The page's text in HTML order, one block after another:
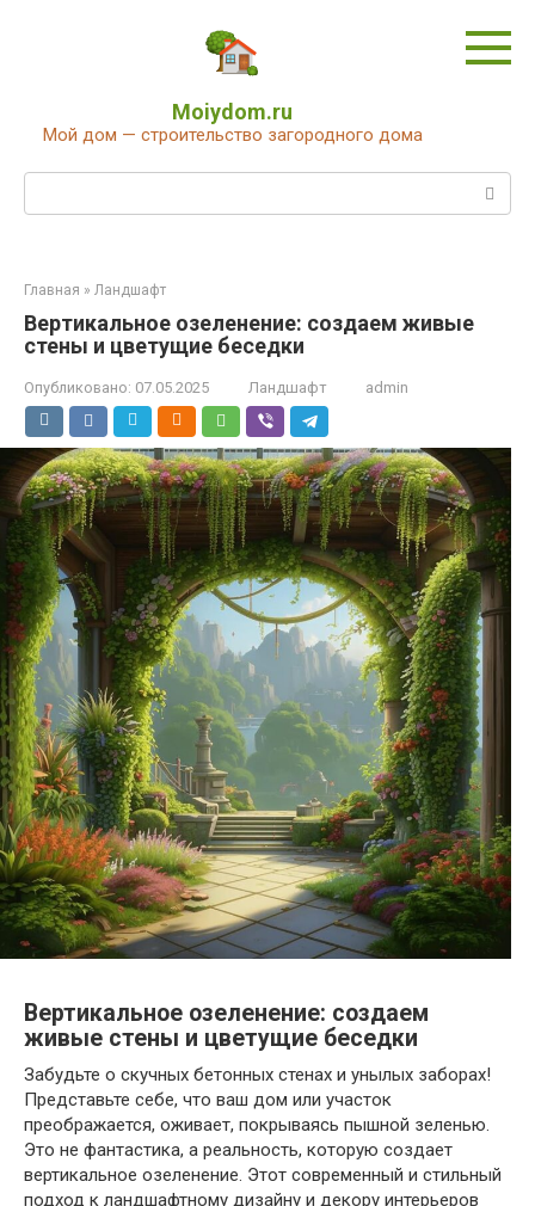
Moiydom.ru
Мой дом — строительство загородного дома
Главная » Ландшафт
Вертикальное озеленение: создаем живые
стены и цветущие беседки
Опубликовано: 07.05.2025 Ландшафт admin
Вертикальное озеленение: создаем
живые стены и цветущие беседки
Забудьте о скучных бетонных стенах и унылых заборах!
Представьте себе, что ваш дом или участок
преображается, оживает, покрываясь пышной зеленью.
Это не фантастика, а реальность, которую создает
вертикальное озеленение. Этот современный и стильный
подход к ландшафтному дизайну и декору интерьеров